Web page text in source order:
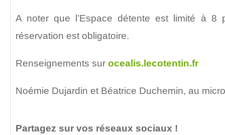
A noter que l’Espace détente est limité à 8
réservation est obligatoire.
Renseignements sur ocealis.lecotentin.fr
Noémie Dujardin et Béatrice Duchemin, au
Partagez sur vos réseaux sociaux !